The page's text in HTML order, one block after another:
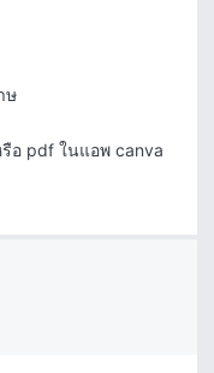
ษ
อ pdf ในแอพ canva